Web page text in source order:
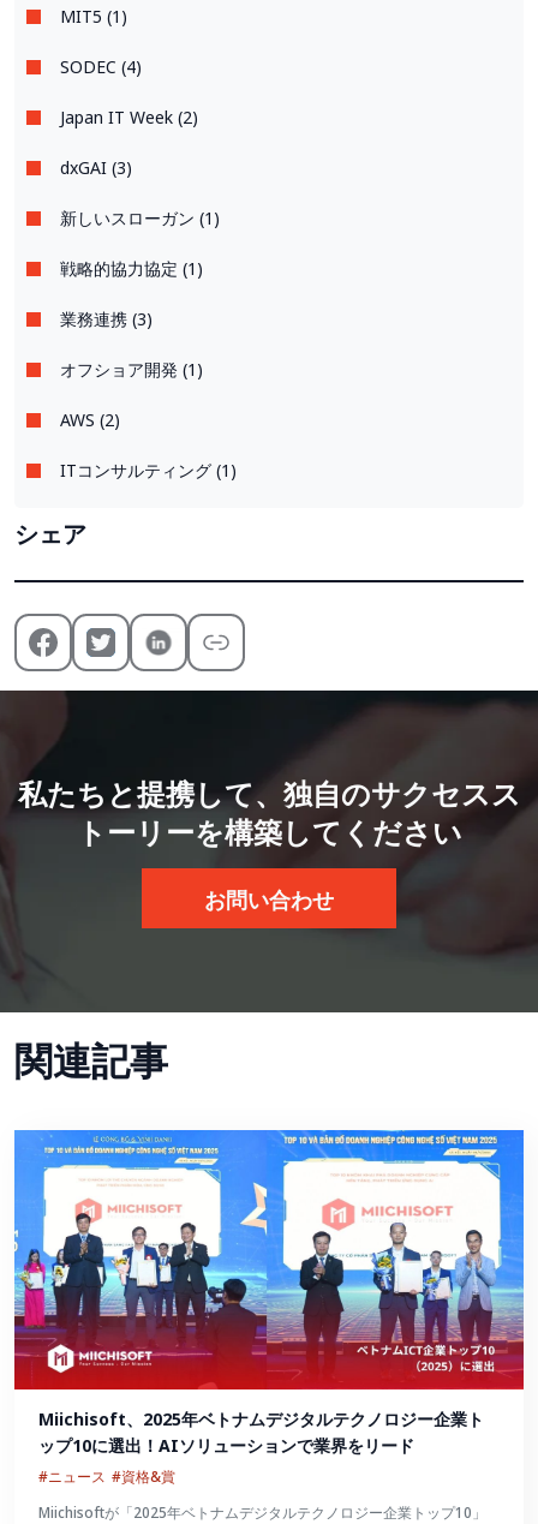
MIT5 (1)
SODEC (4)
Japan IT Week (2)
dxGAI (3)
新しいスローガン (1)
戦略的協力協定 (1)
業務連携 (3)
オフショア開発 (1)
AWS (2)
ITコンサルティング (1)
シェア
私たちと提携して、独自のサクセスス
トーリーを構築してください
お問い合わせ
関連記事
Miichisoft、2025年ベトナムデジタルテクノロジー企業ト
ップ10に選出！AIソリューションで業界をリード
#ニュース #資格&賞
Miichisoftが「2025年ベトナムデジタルテクノロジー企業トップ10」